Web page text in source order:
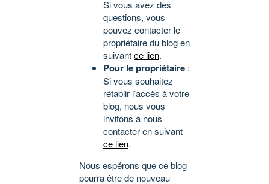
Si vous avez des
questions, vous
pouvez contacter le
propriétaire du blog en
suivantce lien.
Pour le propriétaire :
Si vous souhaitez
rétablir l’accès à votre
blog, nous vous
invitons à nous
contacter en suivant
ce lien.
Nous espérons que ce blog
pourra être de nouveau